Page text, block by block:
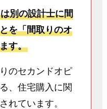
別の設計士に間
を「間取りのオ
す。
のセカンドオピ
、住宅購入に関
れています。